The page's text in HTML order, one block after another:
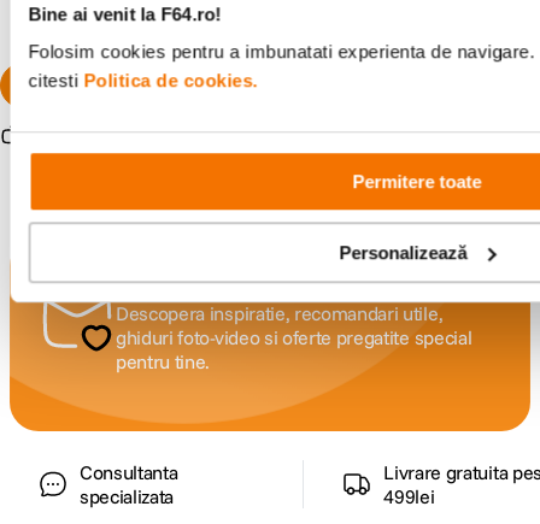
Bine ai venit la F64.ro!
Folosim cookies pentru a imbunatati experienta de
citesti Politica de cookies.
Permitere toate
Personalizează
Resigilat de la 2.75491 lei Resigilat de la 2.80492 lei
Alatura-te comunitatii creatorilor
Descopera inspiratie, recomandari utile,
ghiduri foto-video si oferte pregatite special
pentru tine.
Consultanta
specializata
Livrare gratuita
499lei